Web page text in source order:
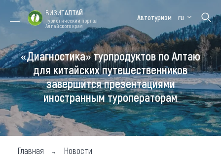
Форум VISIT
ALTAI
Цветение
маральника
Медицинский
форум
Алтайская
зимовка
Туры
Где побывать
Чем заняться
ВИЗИТАЛТАЙ
Туристический портал
Алтайского края
Автотуризм ru
«Диагностика» турпродуктов по Алтаю
для китайских путешественников
завершится презентациями
иностранным туроператорам
Главная Новости